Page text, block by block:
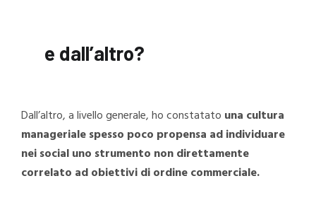
e dall’altro?
Dall’altro, a livello generale, ho constatato una cultura
manageriale spesso poco propensa ad individuare
nei social uno strumento non direttamente
correlato ad obiettivi di ordine commerciale.